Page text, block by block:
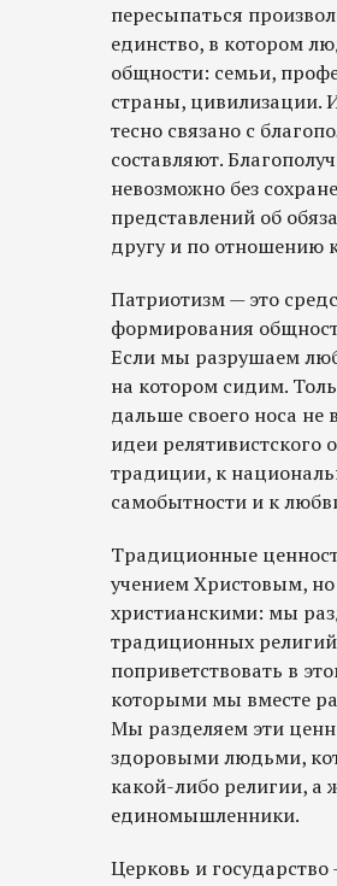
пересыпаться
единство, в котором
общности: семьи,
страны, цивилизации.
тесно связано с
составляют.
невозможно без
представлений об
другу и по отношению
Патриотизм — это
формирования
Если мы разрушаем
на котором сидим.
дальше своего носа не
идеи
традиции, к
самобытности и к
Традиционные
учением Христовым,
христианскими: мы
традиционных
поприветствовать в
которыми мы вместе
Мы разделяем эти
здоровыми людьми,
какой-либо религии, а
единомышленники.
Церковь и